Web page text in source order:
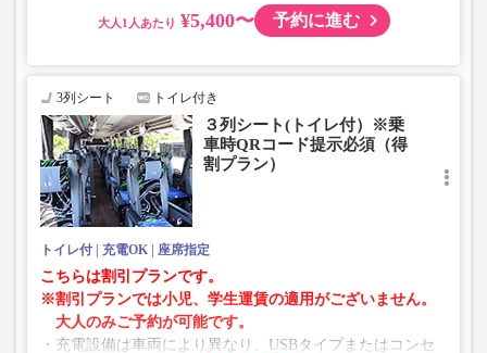
仕様が変更となる場合がございます。あらかじめご了承く
ださい。
大人 ¥5,400〜 予約に進む
3列シート トイレ付き
３列シート(トイレ付）※乗
車時QRコード提示必須（得
割プラン）
トイレ付 充電OK 座席指定
こちらは割引プランです。
※割引プランでは小児、学生運賃の適用がございません。
大人のみご予約が可能です。
・充電設備は車両により異なり、USBタイプまたはコンセ